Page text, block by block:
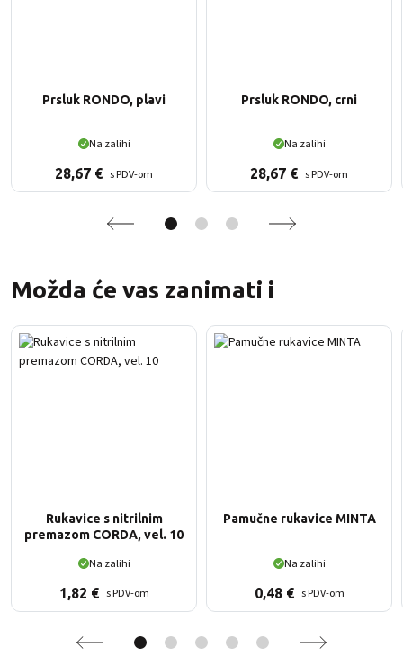
Prsluk RONDO, plavi
Na zalihi
28,67 € s PDV-om
Prsluk RONDO, crni
Na zalihi
28,67 € s PDV-om
Možda će vas zanimati i
Rukavice s nitrilnim
premazom CORDA, vel. 10
Na zalihi
1,82 € s PDV-om
Pamučne rukavice MINTA
Na zalihi
0,48 € s PDV-om